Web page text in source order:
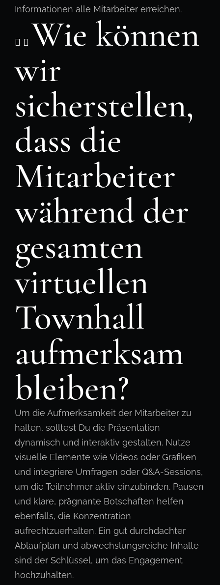
Informationen alle Mitarbeiter erreichen.
Wie können
wir
sicherstellen,
dass die
Mitarbeiter
während der
gesamten
virtuellen
Townhall
aufmerksam
bleiben?
Um die Aufmerksamkeit der Mitarbeiter zu
halten, solltest Du die Präsentation
dynamisch und interaktiv gestalten. Nutze
visuelle Elemente wie Videos oder Grafiken
und integriere Umfragen oder Q&A-Sessions,
um die Teilnehmer aktiv einzubinden. Pausen
und klare, prägnante Botschaften helfen
ebenfalls, die Konzentration
aufrechtzuerhalten. Ein gut durchdachter
Ablaufplan und abwechslungsreiche Inhalte
sind der Schlüssel, um das Engagement
hochzuhalten.